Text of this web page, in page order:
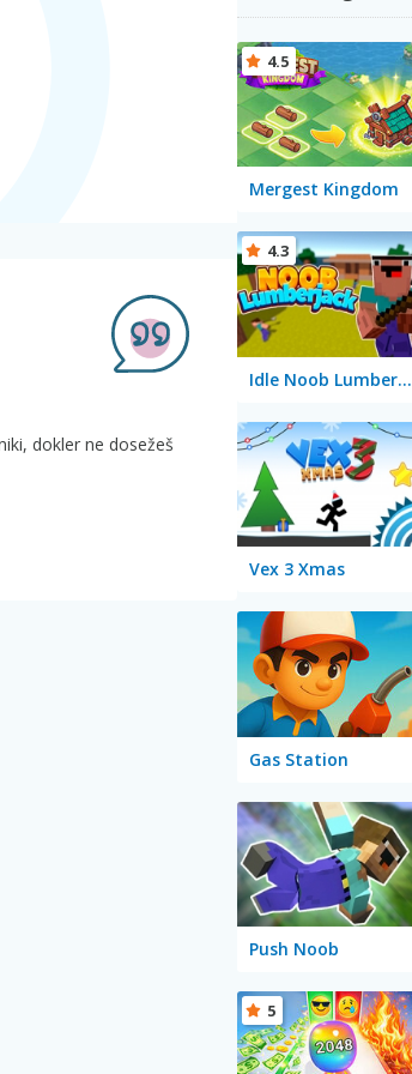
dokler ne dosežeš
Mergest Kingdom
4.5
Idle Noob Lumberjack
4.3
Vex 3 Xmas
Gas Station
Push Noob
5